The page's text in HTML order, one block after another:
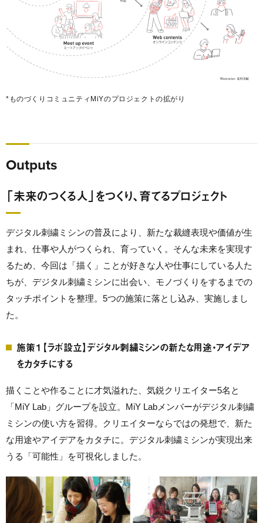
*ものづくりコミュニティMiYのプロジェクトの拡がり
Outputs
「未来のつくる人」をつくり、育てるプロジェクト
デジタル刺繍ミシンの普及により、新たな裁縫表現や価値が生
まれ、仕事や人がつくられ、育っていく。そんな未来を実現す
るため、今回は「描く」ことが好きな人や仕事にしている人た
ちが、デジタル刺繍ミシンに出会い、モノづくりをするまでの
タッチポイントを整理。5つの施策に落とし込み、実施しまし
た。
施策１【ラボ設立】デジタル刺繍ミシンの新たな用途・アイデア
をカタチにする
描くことや作ることに才気溢れた、気鋭クリエイター5名と
「MiY Lab」グループを設立。MiY Labメンバーがデジタル刺繍
ミシンの使い方を習得。クリエイターならではの発想で、新た
な用途やアイデアをカタチに。デジタル刺繍ミシンが実現出来
うる「可能性」を可視化しました。